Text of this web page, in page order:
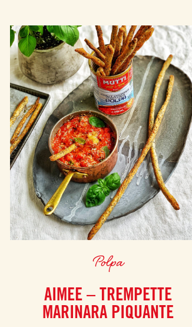
Polpa
AIMEE – TREMPETTE
MARINARA PIQUANTE